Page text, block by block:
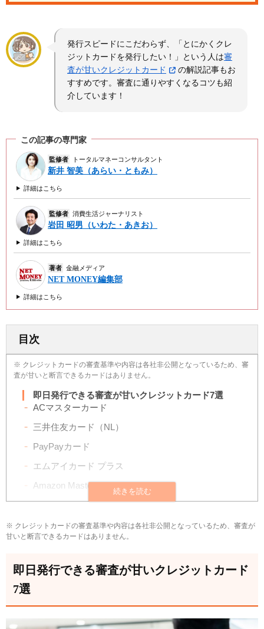
発行スピードにこだわらず、「とにかくクレ
ジットカードを発行したい！」という人は審
査が甘いクレジットカード
の解説記事もお
すすめです。審査に通りやすくなるコツも紹
介しています！
この記事の専門家
監修者 トータルマネーコンサルタント
新井 智美（あらい・ともみ）
詳細はこちら
監修者 消費生活ジャーナリスト
岩田 昭男（いわた・あきお）
詳細はこちら
著者 金融メディア
NET MONEY編集部
詳細はこちら
目次
※ クレジットカードの審査基準や内容は各社非公開となっているため、審
査が甘いと断言できるカードはありません。
即日発行できる審査が甘いクレジットカード7選
ACマスターカード
三井住友カード（NL）
PayPayカード
エムアイカード プラス
Amazon Mastercard
ビックカメラSuicaカード
ルミネカード
クレジットカードの審査基準
※ クレジットカードの審査基準や内容は各社非公開となっているため、審査が
甘いと断言できるカードはありません。
即日発行できる審査が甘いクレジットカード
7選